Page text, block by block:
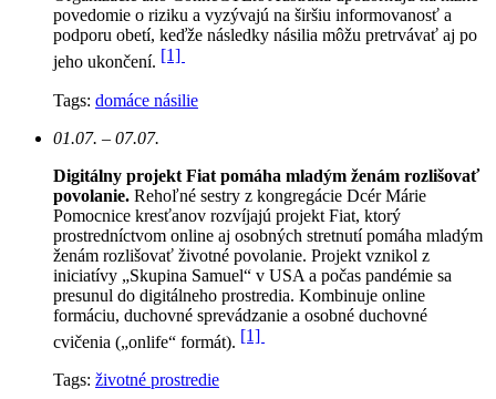
povedomie o riziku a vyzývajú na širšiu informovanosť a
podporu obetí, keďže následky násilia môžu pretrvávať aj po
jeho ukončení. [1]
Tags: domáce násilie
01.07. – 07.07.
Digitálny projekt Fiat pomáha mladým ženám rozlišovať
povolanie. Rehoľné sestry z kongregácie Dcér Márie
Pomocnice kresťanov rozvíjajú projekt Fiat, ktorý
prostredníctvom online aj osobných stretnutí pomáha mladým
ženám rozlišovať životné povolanie. Projekt vznikol z
iniciatívy „Skupina Samuel“ v USA a počas pandémie sa
presunul do digitálneho prostredia. Kombinuje online
formáciu, duchovné sprevádzanie a osobné duchovné
cvičenia („onlife“ formát). [1]
Tags: životné prostredie